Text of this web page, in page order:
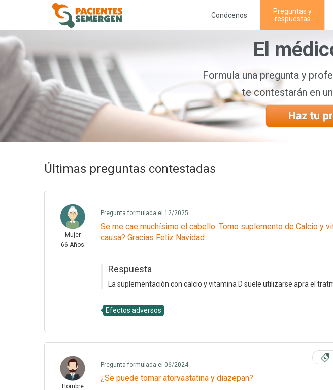
Conócenos
Preguntas y
respuestas
El
Formula una pregunta y
te contestarán en
Últimas preguntas contestadas
Mujer
66 Años
Pregunta formulada el 12/2025
Se me cae muchísimo el cabello. Tomo suplemento de Calcio y
causa? Gracias Feliz Navidad
Respuesta
La suplementación con calcio y vitamina D suele utilizarse apra el
Efectos adversos
Hombre
Pregunta formulada el 06/2024
¿Se puede tomar atorvastatina y diazepan?